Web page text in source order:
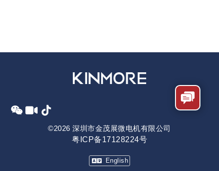
©2026 深圳市金茂展微电机有限公司
粤ICP备17128224号
English